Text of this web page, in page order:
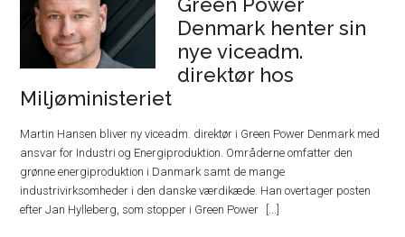
Denmark henter sin
nye viceadm.
direktør hos
Miljøministeriet
Martin Hansen bliver ny viceadm. direktør i Green Power Denmark med
ansvar for Industri og Energiproduktion. Områderne omfatter den
grønne energiproduktion i Danmark samt de mange
industrivirksomheder i den danske værdikæde. Han overtager posten
efter Jan Hylleberg, som stopper i Green Power